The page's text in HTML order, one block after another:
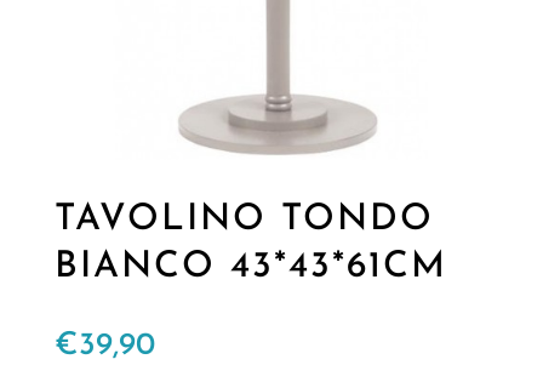
TAVOLINO TONDO
BIANCO 43*43*61CM
€39,90